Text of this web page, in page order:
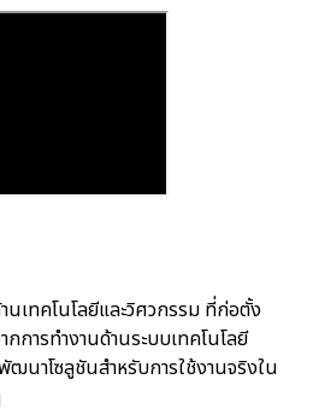
เทคโนโลยีและวิศวกรรม ที่ก่อตั้ง
การทำงานด้านระบบเทคโนโลยี
ฒนาโซลูชันสำหรับการใช้งานจริงใน